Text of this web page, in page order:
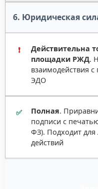
6. Юридическая
❗
Действительна
площадки РЖД.
взаимодействия с
ЭДО
✅ Полная.
подписи с
ФЗ). Подходит
действий